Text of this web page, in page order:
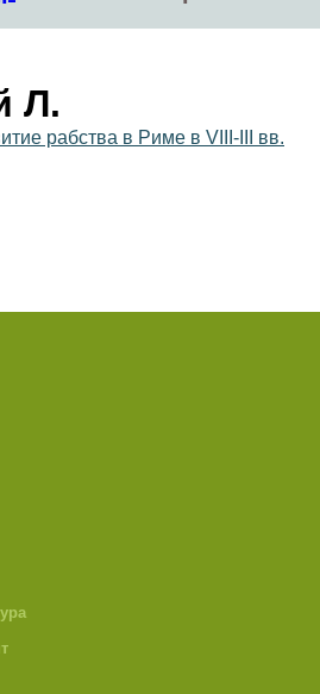
Л.
рабства в Риме в VIII-III вв.